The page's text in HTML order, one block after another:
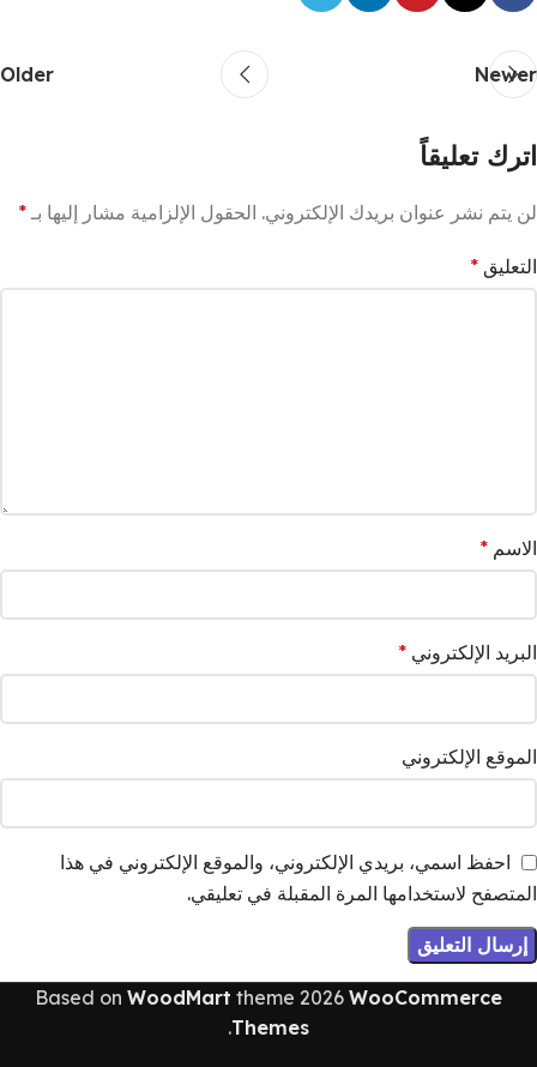
Newer
Older
اترك تعليقاً
لن يتم نشر عنوان بريدك الإلكتروني. الحقول الإلزامية مشار إليها بـ *
التعليق *
الاسم *
البريد الإلكتروني *
الموقع الإلكتروني
احفظ اسمي، بريدي الإلكتروني، والموقع الإلكتروني في هذا
المتصفح لاستخدامها المرة المقبلة في تعليقي.
Based on WoodMart theme 2026 WooCommerce
Themes
.